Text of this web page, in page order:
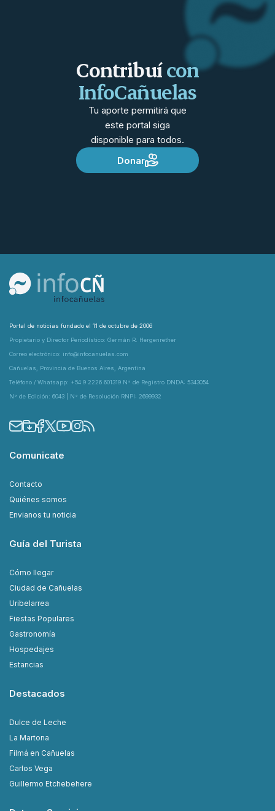
Contribuícon
InfoCañuelas
Tu aporte permitirá que
este portal siga
disponible para todos.
Donar
Portal de noticias fundado el 11 de octubre de 2006
Propietario y Director Periodístico: Germán R. Hergenrether
Correo electrónico: info@infocanuelas.com
Cañuelas, Provincia de Buenos Aires, Argentina
Teléfono / Whatsapp: +54 9 2226 601319 N° de Registro DNDA: 5343054
N° de Edición: 6043 | N° de Resolución RNPI: 2699932
Comunicate
Contacto
Quiénes somos
Envianos tu noticia
Guía del Turista
Cómo llegar
Ciudad de Cañuelas
Uribelarrea
Fiestas Populares
Gastronomía
Hospedajes
Estancias
Destacados
Dulce de Leche
La Martona
Filmá en Cañuelas
Carlos Vega
Guillermo Etchebehere